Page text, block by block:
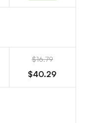
$16.79
$40.29